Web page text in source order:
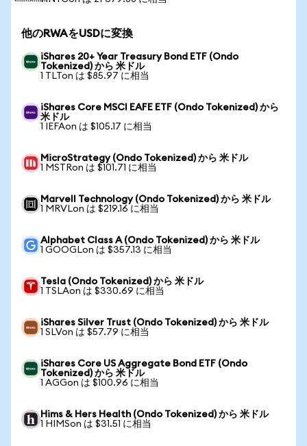
他のRWAをUSDに変換
iShares 20+ Year Treasury Bond ETF (Ondo
Tokenized) から 米ドル
1 TLTon は $85.97 に相当
iShares Core MSCI EAFE ETF (Ondo Tokenized) から
米ドル
1 IEFAon は $105.17 に相当
MicroStrategy (Ondo Tokenized) から 米ドル
1 MSTRon は $101.71 に相当
Marvell Technology (Ondo Tokenized) から 米ドル
1 MRVLon は $219.16 に相当
Alphabet Class A (Ondo Tokenized) から 米ドル
1 GOOGLon は $357.13 に相当
Tesla (Ondo Tokenized) から 米ドル
1 TSLAon は $330.69 に相当
iShares Silver Trust (Ondo Tokenized) から 米ドル
1 SLVon は $57.79 に相当
iShares Core US Aggregate Bond ETF (Ondo
Tokenized) から 米ドル
1 AGGon は $100.96 に相当
Hims & Hers Health (Ondo Tokenized) から 米ドル
1 HIMSon は $31.51 に相当